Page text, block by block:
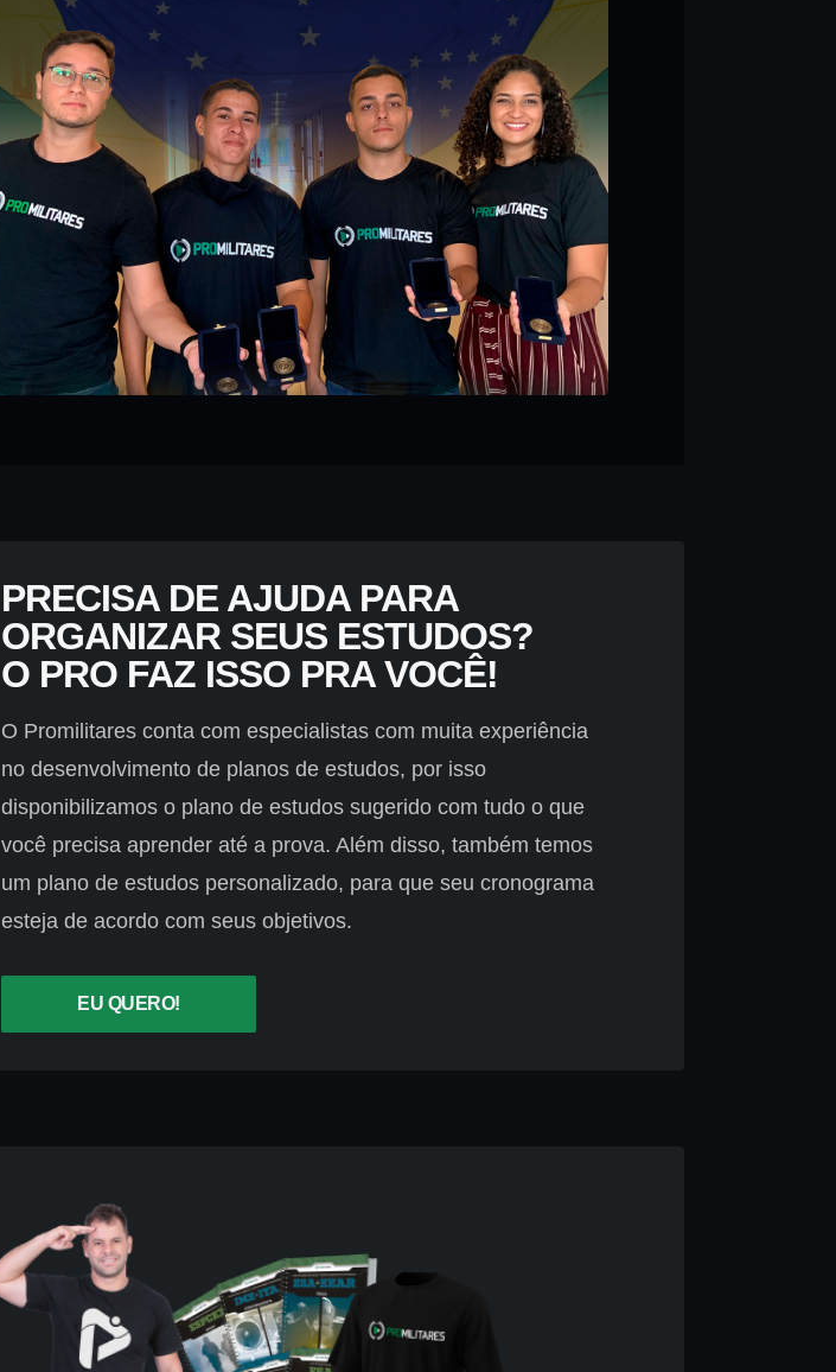
PRECISA DE AJUDA PARA
ORGANIZAR SEUS ESTUDOS?
O PRO FAZ ISSO PRA VOCÊ!
O Promilitares conta com especialistas com muita experiência
no desenvolvimento de planos de estudos, por isso
disponibilizamos o plano de estudos sugerido com tudo o que
você precisa aprender até a prova. Além disso, também temos
um plano de estudos personalizado, para que seu cronograma
esteja de acordo com seus objetivos.
EU QUERO!